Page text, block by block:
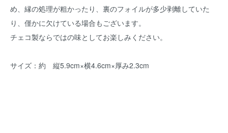
め、縁の処理が粗かったり、裏のフォイルが多少剥離していた
り、僅かに欠けている場合もございます。
チェコ製ならではの味としてお楽しみください。
サイズ：約 縦5.9cm×横4.6cm×厚み2.3cm